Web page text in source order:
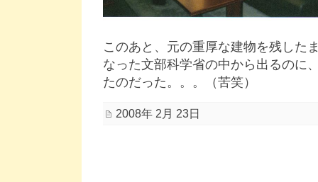
このあと、元の重厚な建物を残した
なった文部科学省の中から出るのに
たのだった。。。（苦笑）
2008年 2月 23日